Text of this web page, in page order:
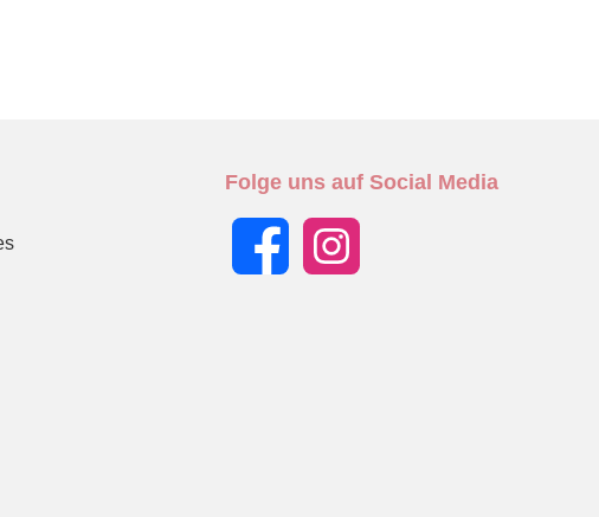
Folge uns auf Social Media
Facebook Instagram